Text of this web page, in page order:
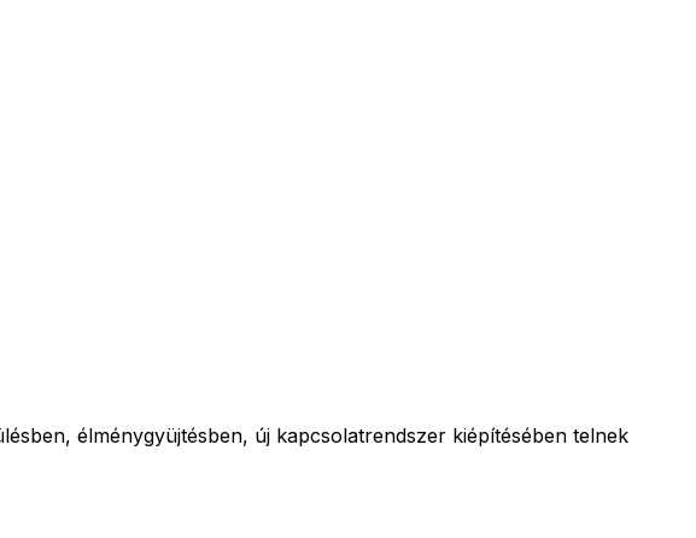
élménygyüjtésben, új kapcsolatrendszer kiépítésében telnek